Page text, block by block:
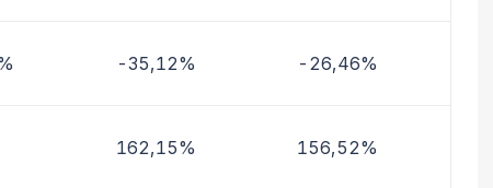
-35,12% -26,46%
162,15% 156,52%